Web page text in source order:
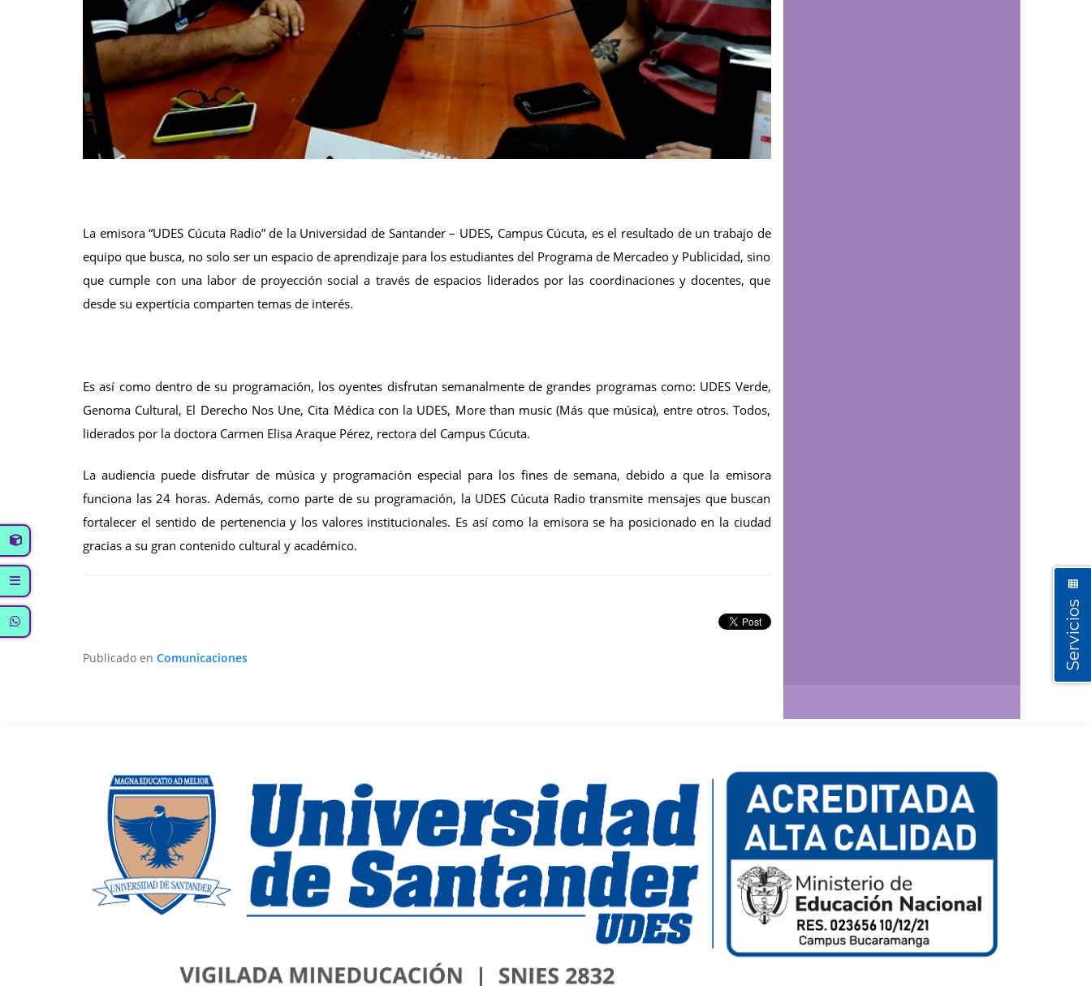
La emisora “UDES Cúcuta Radio” de la Universidad de Santander – UDES, Campus Cúcuta, es el resultado de un trabajo de
equipo que busca, no solo ser un espacio de aprendizaje para los estudiantes del Programa de Mercadeo y Publicidad, sino
que cumple con una labor de proyección social a través de espacios liderados por las coordinaciones y docentes, que
desde su experticia comparten temas de interés.
Es así como dentro de su programación, los oyentes disfrutan semanalmente de grandes programas como: UDES Verde,
Genoma Cultural, El Derecho Nos Une, Cita Médica con la UDES, More than music (Más que música), entre otros. Todos,
liderados por la doctora Carmen Elisa Araque Pérez, rectora del Campus Cúcuta.
La audiencia puede disfrutar de música y programación especial para los fines de semana, debido a que la emisora
funciona las 24 horas. Además, como parte de su programación, la UDES Cúcuta Radio transmite mensajes que buscan
fortalecer el sentido de pertenencia y los valores institucionales. Es así como la emisora se ha posicionado en la ciudad
gracias a su gran contenido cultural y académico.
Publicado en Comunicaciones Servicios